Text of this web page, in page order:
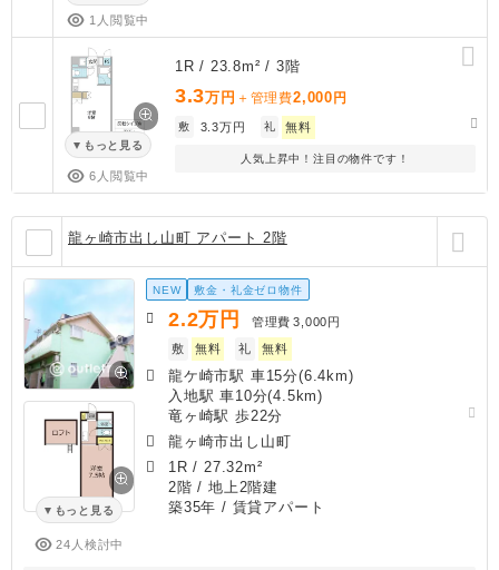
1人閲覧中
もっと見る
6人閲覧中
1R / 23.8m² / 3階
3.3万円 ＋管理費2,000 円
敷 3.3万円 礼 無料
人気上昇中！注目の物件です！
龍ヶ崎市出し山町 アパート 2階
もっと見る
24人検討中
NEW 敷金・礼金ゼロ物件
2.2万円 管理費 3,000円
敷
無料 礼 無料
龍ケ崎市駅 車15分(6.4km)
入地駅 車10分(4.5km)
竜ヶ崎駅 歩22分
龍ヶ崎市出し山町
1R / 27.32m²
2階 / 地上2階建
築35年 / 賃貸アパート